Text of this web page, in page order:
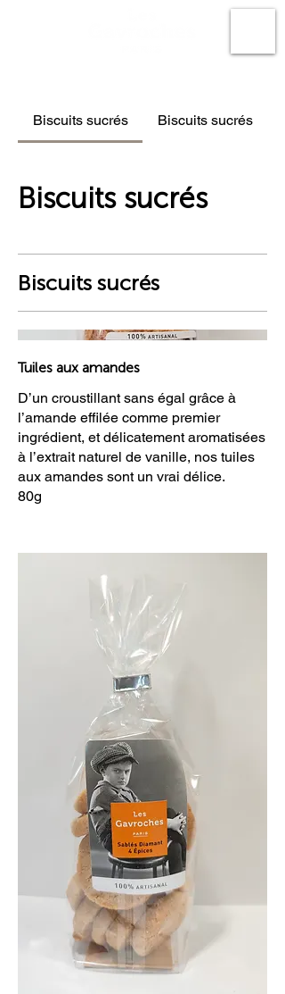
Biscuits sucrés Biscuits sucrés
Biscuits sucrés
Biscuits sucrés
Tuiles aux amandes
D’un croustillant sans égal grâce à
l’amande effilée comme premier
ingrédient, et délicatement aromatisées
à l’extrait naturel de vanille, nos tuiles
aux amandes sont un vrai délice.
80g